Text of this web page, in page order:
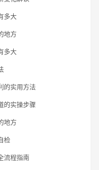
多大
地方
多大
的实用方法
的实操步骤
地方
检
流程指南